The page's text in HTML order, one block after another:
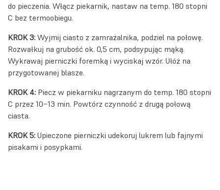
do pieczenia. Włącz piekarnik, nastaw na temp. 180 stopni
C bez termoobiegu.
KROK 3: Wyjmij ciasto z zamrażalnika, podziel na połowę.
Rozwałkuj na grubość ok. 0,5 cm, podsypując mąką.
Wykrawaj pierniczki foremką i wyciskaj wzór. Ułóż na
przygotowanej blasze.
KROK 4: Piecz w piekarniku nagrzanym do temp. 180 stopni
C przez 10−13 min. Powtórz czynność z drugą połową
ciasta.
KROK 5: Upieczone pierniczki udekoruj lukrem lub fajnymi
pisakami i posypkami.